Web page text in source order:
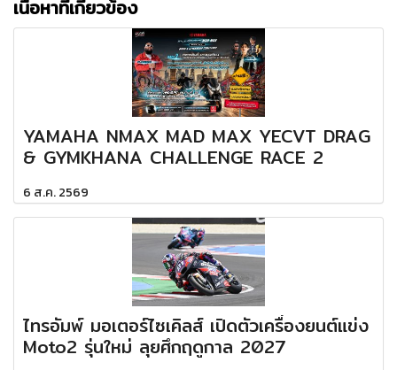
เนื้อหาที่เกี่ยวข้อง
YAMAHA NMAX MAD MAX YECVT DRAG
& GYMKHANA CHALLENGE RACE 2
6 ส.ค. 2569
ไทรอัมพ์ มอเตอร์ไซเคิลส์ เปิดตัวเครื่องยนต์แข่ง
Moto2 รุ่นใหม่ ลุยศึกฤดูกาล 2027